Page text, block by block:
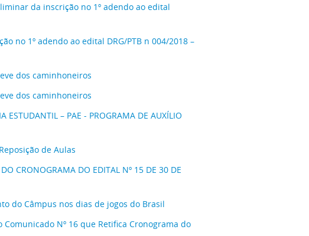
da inscrição no 1º adendo ao edital
no 1º adendo ao edital DRG/PTB n 004/2018 –
dos caminhoneiros
dos caminhoneiros
ESTUDANTIL – PAE - PROGRAMA DE AUXÍLIO
de Aulas
CRONOGRAMA DO EDITAL Nº 15 DE 30 DE
do Câmpus nos dias de jogos do Brasil
Comunicado Nº 16 que Retifica Cronograma do